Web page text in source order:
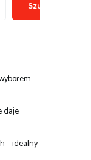
Szukaj
daje
– idealny